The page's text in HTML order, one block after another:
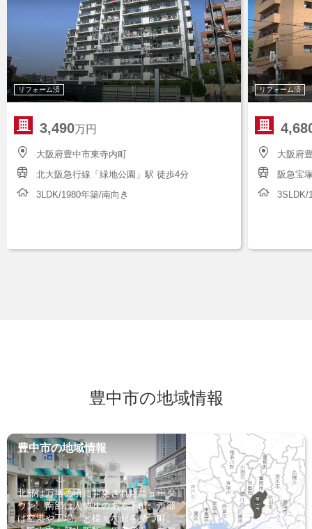
リフォーム済
3,490万円
大阪府豊中市東寺内町
北大阪急行線「緑地公園」駅 徒歩4分
3LDK/1980年築/南向き
リフォーム済
大阪府
阪急宝
3SLDK/
豊中市の地域情報
豊中市の地域情報
北部は万博の頃に開発されたニュータ
ウン、南部は人情味のある下町、西部
は空港や工場、と様々な顔を持つ町。